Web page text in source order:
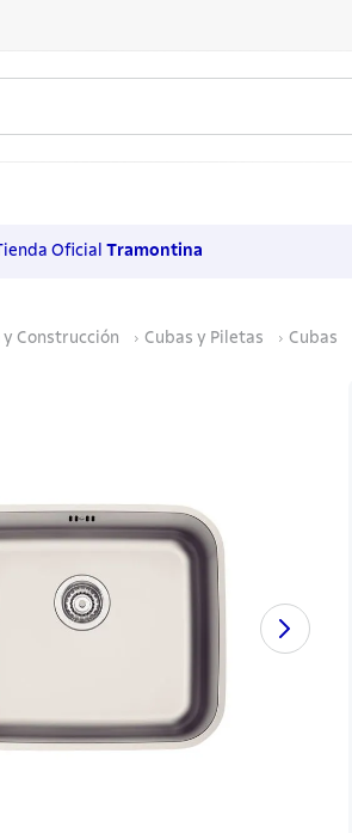
Oficial Tramontina
Construcción Cubas y Piletas Cubas